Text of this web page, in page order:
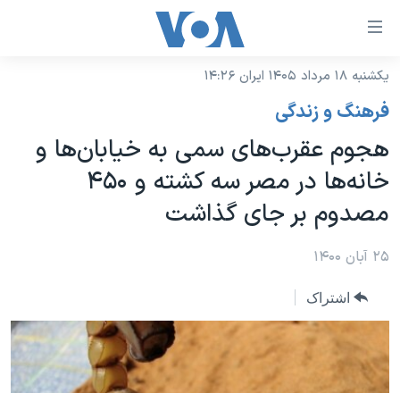
لینکهای
دسترسی
جهش
محتوای
اصلی
جهش
صفحه
جهش
به
جستجو
خانه
نسخه سبک وب‌سایت
موضوع ها
ایران
آمریکا
جهان
ورزشی
گزیده‌ها
ویژه برنامه‌ها
برنامه های تلویزیونی
جدول برنامه ها
صفحه‌های ویژه
جام جهانی ۲۰۲۶
عملیات خشم حماسی
بایگانی برنامه‌های تلویزیونی
فرکانس‌های صدای آمریکا
پخش رادیویی
یادگیری زبان انگلیسی
یکشنبه ۱۸ مرداد ۱۴۰۵ ایران ۱۴:۲۶
فرهنگ و زندگی
هجوم عقرب‌های سمی به خیابان‌ها و
خانه‌ها در مصر سه کشته و ۴۵۰
مصدوم بر جای گذاشت
۲۵ آبان ۱۴۰۰
اشتراک